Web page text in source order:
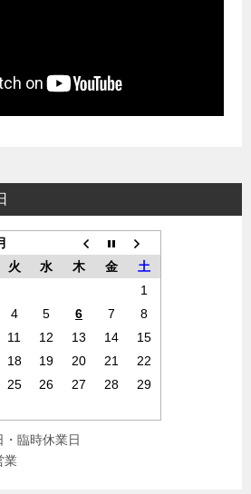
火 水 木 金
土
1
4 5 6 7
8
11 12 13 14
15
18 19 20 21
22
25 26 27 28
29
・臨時休業日
業